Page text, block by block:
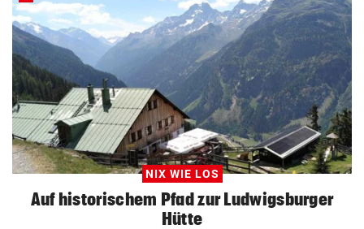
NIX WIE LOS
Auf historischem Pfad zur Ludwigsburger
Hütte